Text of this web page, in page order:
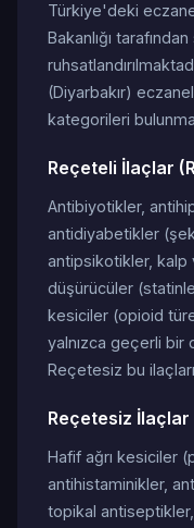
Türkiye'deki
Bakanlığı
(Diyarbakır)
kategorileri
Reçeteli İlaçlar
Antibiyotikler,
antidiyabetikler
antipsikotikler, kalp
düşürücüler
kesiciler (opioid
yalnızca geçerli bir
Reçetesiz bu
Reçetesiz
Hafif ağrı kesiciler
antihistaminikler,
topikal